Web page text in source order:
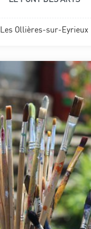
Les Ollières-sur-Eyrieux